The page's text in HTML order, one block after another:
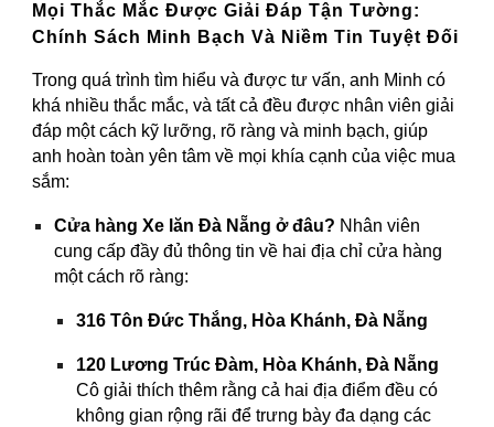
Mọi Thắc Mắc Được Giải Đáp Tận Tường:
Chính Sách Minh Bạch Và Niềm Tin Tuyệt Đối
Trong quá trình tìm hiểu và được tư vấn, anh Minh có
khá nhiều thắc mắc, và tất cả đều được nhân viên giải
đáp một cách kỹ lưỡng, rõ ràng và minh bạch, giúp
anh hoàn toàn yên tâm về mọi khía cạnh của việc mua
sắm:
Cửa hàng Xe lăn Đà Nẵng ở đâu? Nhân viên
cung cấp đầy đủ thông tin về hai địa chỉ cửa hàng
một cách rõ ràng:
316 Tôn Đức Thắng, Hòa Khánh, Đà Nẵng
120 Lương Trúc Đàm, Hòa Khánh, Đà Nẵng
Cô giải thích thêm rằng cả hai địa điểm đều có
không gian rộng rãi để trưng bày đa dạng các